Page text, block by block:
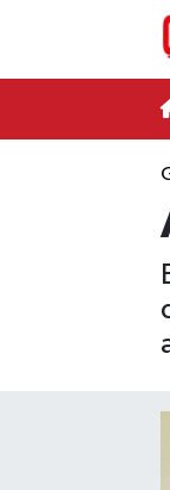
Resmi
Çorum
Trafik
Süper Lig
Son